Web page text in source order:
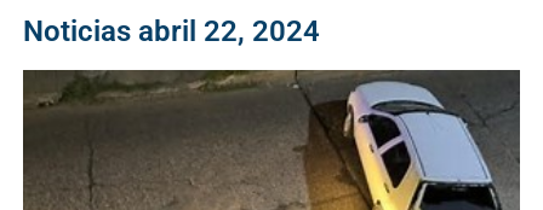
Noticias abril 22, 2024